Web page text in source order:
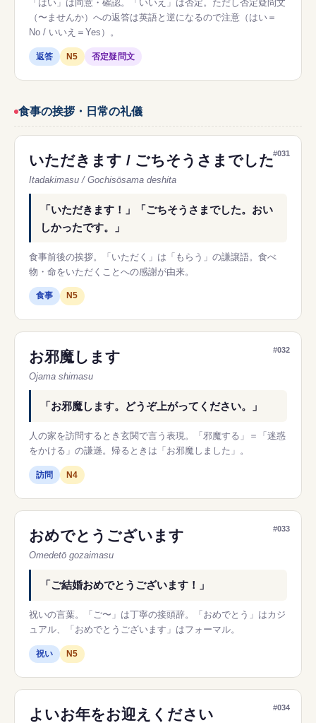
「はい」は同意・確認。「いいえ」は否定。ただし否定疑問文
（〜ませんか）への返答は英語と逆になるので注意（はい＝
No / いいえ＝Yes）。
返答 N5 否定疑問文
食事の挨拶・日常の礼儀
#031
いただきます / ごちそうさまでした
Itadakimasu / Gochisōsama deshita
「いただきます！」「ごちそうさまでした。おい
しかったです。」
食事前後の挨拶。「いただく」は「もらう」の謙譲語。食べ
物・命をいただくことへの感謝が由来。
食事 N5
#032
お邪魔します
Ojama shimasu
「お邪魔します。どうぞ上がってください。」
人の家を訪問するとき玄関で言う表現。「邪魔する」＝「迷惑
をかける」の謙遜。帰るときは「お邪魔しました」。
訪問 N4
#033
おめでとうございます
Omedetō gozaimasu
「ご結婚おめでとうございます！」
祝いの言葉。「ご〜」は丁寧の接頭辞。「おめでとう」はカジ
ュアル、「おめでとうございます」はフォーマル。
祝い N5
#034
よいお年をお迎えください